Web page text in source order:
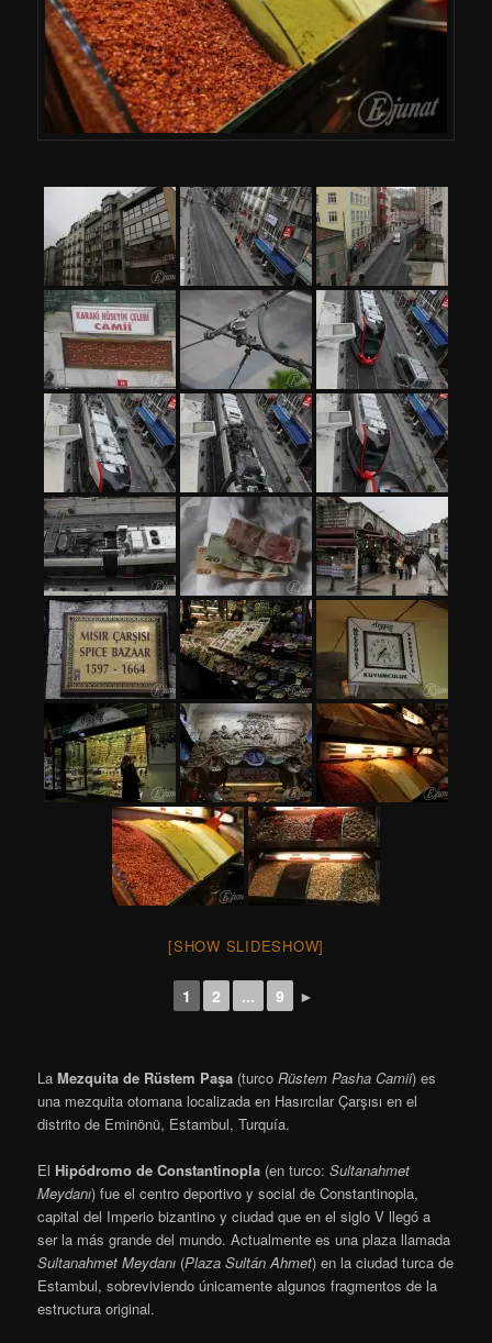
[SHOW SLIDESHOW]
1 2 ... 9 ►
LaMezquita de Rüstem Paşa (turcoRüstem Pasha Camii) es
una mezquita otomana localizada en Hasırcılar Çarşısı en el
distrito de Eminönü, Estambul, Turquía.
El Hipódromo de Constantinopla (en turco:Sultanahmet
Meydanı) fue el centro deportivo y social de Constantinopla,
capital del Imperio bizantino y ciudad que en el siglo V llegó a
ser la más grande del mundo. Actualmente es una plaza llamada
Sultanahmet Meydanı (Plaza Sultán Ahmet) en la ciudad turca de
Estambul, sobreviviendo únicamente algunos fragmentos de la
estructura original.